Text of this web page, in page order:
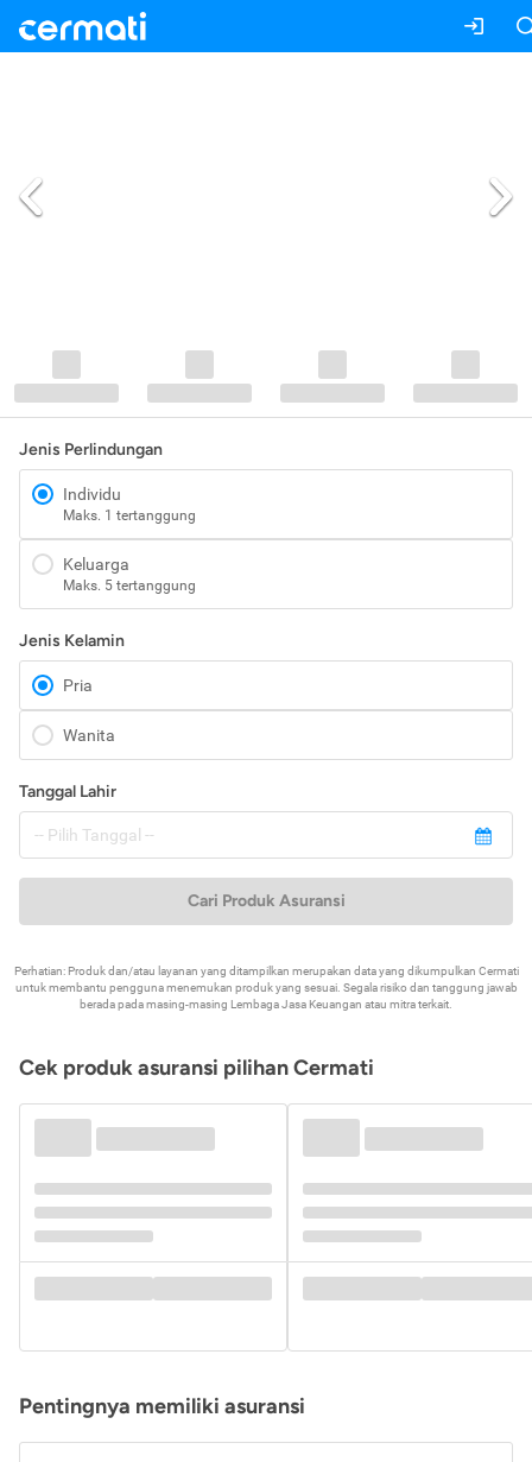
Jenis Perlindungan
Individu
Maks. 1 tertanggung
Keluarga
Maks. 5 tertanggung
Jenis Kelamin
Pria
Wanita
Tanggal Lahir
Cari Produk Asuransi
Perhatian: Produk dan/atau layanan yang ditampilkan merupakan data yang dikumpulkan Cermati
untuk membantu pengguna menemukan produk yang sesuai. Segala risiko dan tanggung jawab
berada pada masing-masing Lembaga Jasa Keuangan atau mitra terkait.
Cek produk asuransi pilihan Cermati
Pentingnya memiliki asuransi